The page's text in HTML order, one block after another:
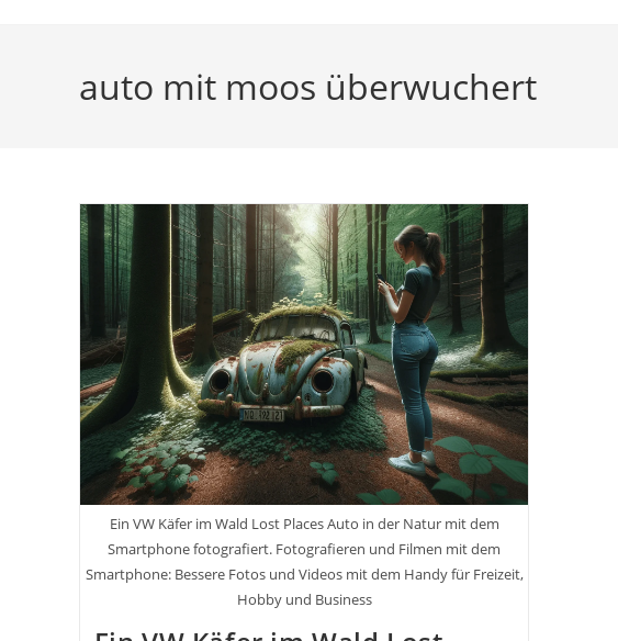
auto mit moos überwuchert
Ein VW Käfer im Wald Lost Places Auto in der Natur mit dem
Smartphone fotografiert. Fotografieren und Filmen mit dem
Smartphone: Bessere Fotos und Videos mit dem Handy für Freizeit,
Hobby und Business